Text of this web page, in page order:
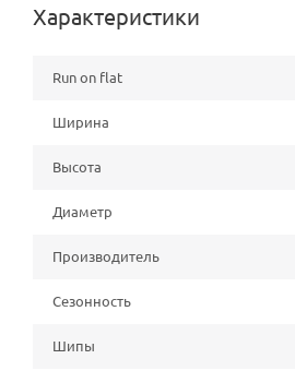
Характеристики
Run on flat
Ширина
Высота
Диаметр
Производитель
Сезонность
Шипы